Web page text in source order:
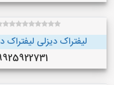
لیفتراک دیزلی
09925922731